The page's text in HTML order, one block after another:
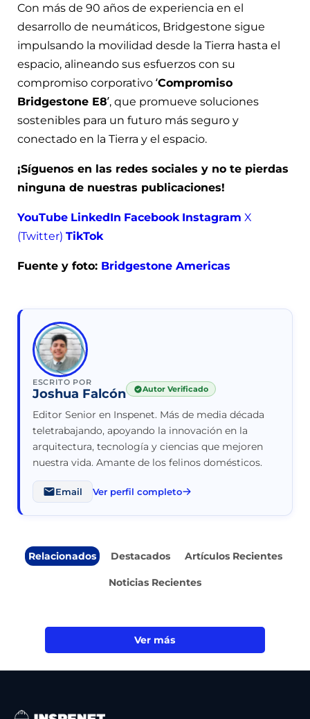
Con más de 90 años de experiencia en el
desarrollo de neumáticos, Bridgestone sigue
impulsando la movilidad desde la Tierra hasta el
espacio, alineando sus esfuerzos con su
compromiso corporativo ‘Compromiso
Bridgestone E8’, que promueve soluciones
sostenibles para un futuro más seguro y
conectado en la Tierra y el espacio.
¡Síguenos en las redes sociales y no te pierdas
ninguna de nuestras publicaciones!
YouTube LinkedIn Facebook Instagram X
(Twitter) TikTok
Fuente y foto: Bridgestone Americas
ESCRITO POR
Joshua Falcón Autor Verificado
Editor Senior en Inspenet. Más de media década
teletrabajando, apoyando la innovación en la
arquitectura, tecnología y ciencias que mejoren
nuestra vida. Amante de los felinos domésticos.
Email Ver perfil completo
Relacionados Destacados Artículos Recientes
Noticias Recientes
Ver más